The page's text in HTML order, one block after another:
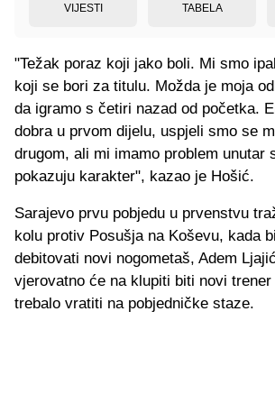
VIJESTI TABELA
"Težak poraz koji jako boli. Mi smo
koji se bori za titulu. Možda je moja
da igramo s četiri nazad od početka.
dobra u prvom dijelu, uspjeli smo se
drugom, ali mi imamo problem unutar
pokazuju karakter", kazao je Hošić.
Sarajevo prvu pobjedu u prvenstvu
kolu protiv Posušja na Koševu, kada
debitovati novi nogometaš, Adem
vjerovatno će na klupiti biti novi
trebalo vratiti na pobjedničke staze.